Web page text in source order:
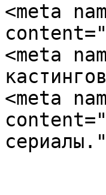
<meta
<meta
<meta